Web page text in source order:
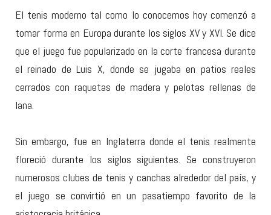
El tenis moderno tal como lo conocemos hoy comenzó a
tomar forma en Europa durante los siglos XV y XVI. Se dice
que el juego fue popularizado en la corte francesa durante
el reinado de Luis X, donde se jugaba en patios reales
cerrados con raquetas de madera y pelotas rellenas de
lana.
Sin embargo, fue en Inglaterra donde el tenis realmente
floreció durante los siglos siguientes. Se construyeron
numerosos clubes de tenis y canchas alrededor del país, y
el juego se convirtió en un pasatiempo favorito de la